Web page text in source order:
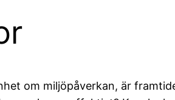
om miljöpåverkan, är